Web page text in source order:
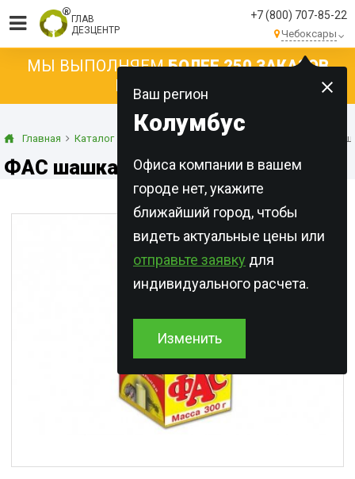
ГЛАВ
ДЕЗЦЕНТР
+7 (800) 707-85-22
Чебоксары
Ваш регион
Колумбус
Офиса компании в вашем
городе нет, укажите
ближайший город, чтобы
видеть актуальные цены или
отправьте заявку для
индивидуального расчета.
Изменить
МЫ ВЫПОЛНЯЕМБОЛЕЕ 250 ЗАКАЗОВ
КАЖДЫЙ ДЕНЬ!
Главная Каталог Инсектициды Дымовые шашки ФАС
ФАС шашка